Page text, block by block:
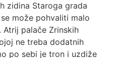
zidina Staroga grada
može pohvaliti malo
Atrij palače Zrinskih
ne treba dodatnih
po sebi je tron i uzdiže